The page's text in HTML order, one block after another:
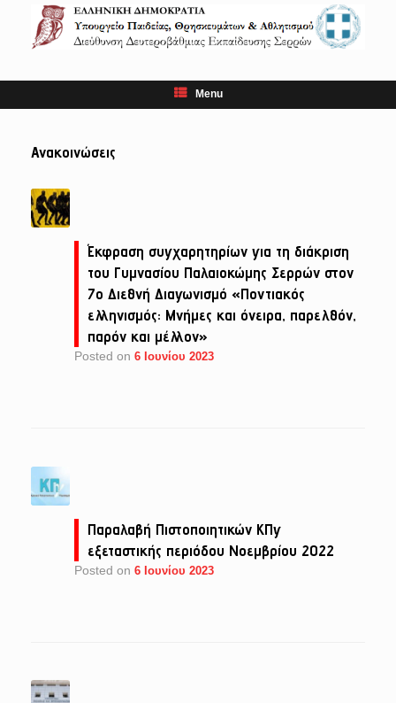
content
Menu
Ανακοινώσεις
Έκφραση συγχαρητηρίων για τη διάκριση
του Γυμνασίου Παλαιοκώμης Σερρών στον
7ο Διεθνή Διαγωνισμό «Ποντιακός
ελληνισμός: Μνήμες και όνειρα, παρελθόν,
παρόν και μέλλον»
Posted on 6 Ιουνίου 2023
Παραλαβή Πιστοποιητικών ΚΠγ
εξεταστικής περιόδου Νοεμβρίου 2022
Posted on 6 Ιουνίου 2023